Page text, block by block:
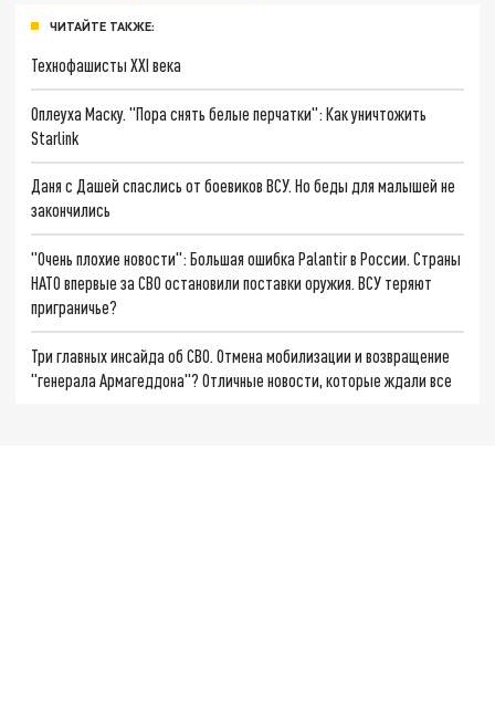
ЧИТАЙТЕ ТАКЖЕ:
Технофашисты XXI века
Оплеуха Маску. "Пора снять белые перчатки": Как уничтожить
Starlink
Даня с Дашей спаслись от боевиков ВСУ. Но беды для малышей не
закончились
"Очень плохие новости": Большая ошибка Palantir в России. Страны
НАТО впервые за СВО остановили поставки оружия. ВСУ теряют
приграничье?
Три главных инсайда об СВО. Отмена мобилизации и возвращение
"генерала Армагеддона"? Отличные новости, которые ждали все